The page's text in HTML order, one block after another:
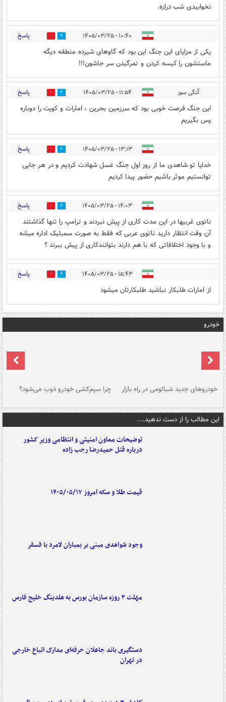
نخوابیدی شب درازه.
۱۰:۴۰ - ۱۴۰۵/۰۳/۲۵ 1 پاسخ
یکی از مزایای این جنگ این بود که گاوهای شیرده منطقه دیگه
ماستشون را کیسه کردن و تمرگیدن سر جاشون!!!
لُنگی سوز ۱۱:۵۴ - ۱۴۰۵/۰۳/۲۵ 0 پاسخ
این جنگ فرصت خوبی بود که سرزمین بحرین ، امارات و کویت را دوباره
پس بگیریم
۱۳:۱۳ - ۱۴۰۵/۰۳/۲۵ 0 پاسخ
خدایا تو شاهدی ما از روز اول جنگ غسل شهادت کردیم و در هر جایی
توانستیم موثر باشیم حضور پیدا کردیم
۱۴:۰۳ - ۱۴۰۵/۰۳/۲۵ 1 پاسخ
ناتوی غربیها در این مدت کاری از پیش نبردند و ترامپ را تنها گذاشتند
آن وقت انتظار دارید ناتوی عربی که فقط به صورت سمبلیک اداره میشه
و با وجود اختلافاتی که با هم دارند بتوانندکاری از پیش ببرند ؟
۱۵:۴۳ - ۱۴۰۵/۰۳/۲۵ 2 پاسخ
از امارات طلبکار نباشید طلبکارتان میشود
خودرو
خودروهای جدید شیائومی در راه بازار چرا سیم‌کشی خودرو ذوب می‌شود؟
این مطالب را از دست ندهید....
توضیحات معاون امنیتی و انتظامی وزیر کشور
درباره قتل حمیدرضا رجب زاده
قیمت طلا و سکه امروز ۱۴۰۵/۰۵/۱۷
وجود شواهدی مبنی بر بمباران لامرد با فسفر
مهلت ۳ روزه سازمان بورس به هلدینگ خلیج فارس
دستگیری باند جاعلان حرفه‌ای مدارک اتباع خارجی
در تهران